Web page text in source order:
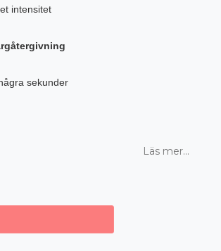
intensitet
sekunder
Läs mer...